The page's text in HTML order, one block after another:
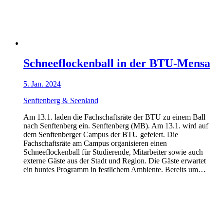
Schneeflockenball in der BTU-Mensa
5. Jan. 2024
Senftenberg & Seenland
Am 13.1. laden die Fachschaftsräte der BTU zu einem Ball
nach Senftenberg ein. Senftenberg (MB). Am 13.1. wird auf
dem Senftenberger Campus der BTU gefeiert. Die
Fachschaftsräte am Campus organisieren einen
Schneeflockenball für Studierende, Mitarbeiter sowie auch
externe Gäste aus der Stadt und Region. Die Gäste erwartet
ein buntes Programm in festlichem Ambiente. Bereits um…